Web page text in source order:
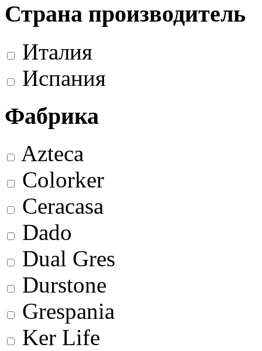
Страна производитель
Италия
Испания
Фабрика
Azteca
Colorker
Ceracasa
Dado
Dual Gres
Durstone
Grespania
Ker Life